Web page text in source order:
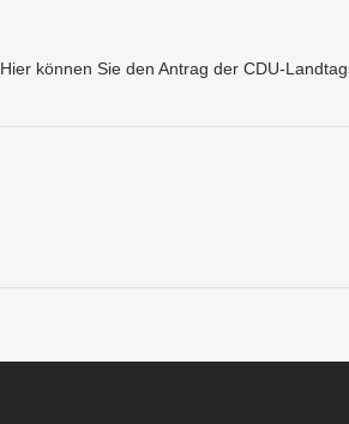
Hier können Sie den Antrag der CDU-